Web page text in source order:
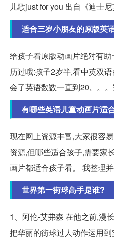
儿歌just for you 出自《迪士
适合三岁小朋友的原版英
给孩子看原版动画片绝对有
历过哦:孩子2岁半,看中英双
会了英语数数一直到20。。。
有哪些英语儿童动画片适
现在网上资源丰富,大家很容
资源,但哪些适合孩子,需要家
画片都适合孩子看。 我整理
世界第一街球高手是谁?
1、阿伦-艾弗森 在他之前,漫
把华丽的街球过人动作运用